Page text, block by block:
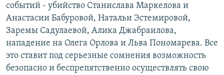
Все сайты РСЕ/РС
событий - убийство Станислава Маркелова и
Анастасии Бабуровой, Натальи Эстемировой,
Заремы Садулаевой, Алика Джабраилова,
нападение на Олега Орлова и Льва Пономарева. Все
это ставит под серьезные сомнения возможность
безопасно и беспрепятственно осуществлять свою